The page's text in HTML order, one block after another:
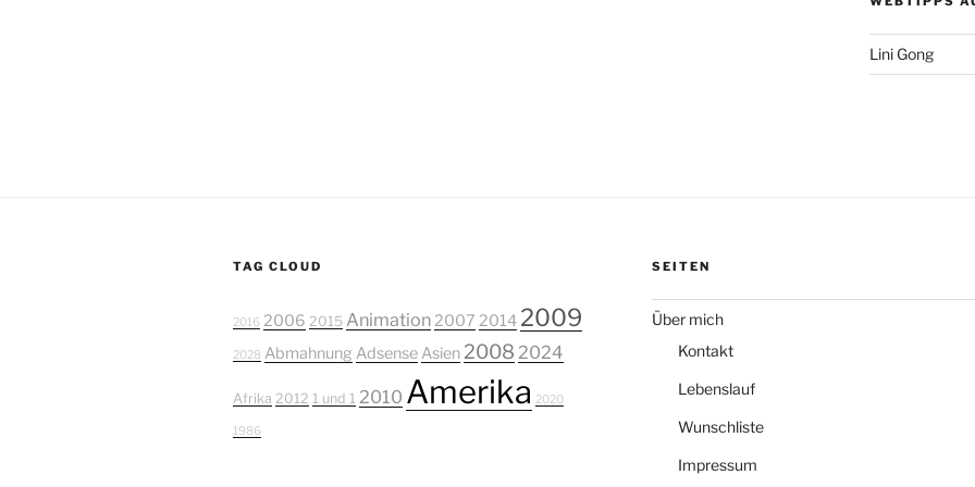
Lini Gong
TAG CLOUD
2016 2006 2015 Animation2007 2014 2009
2028 Abmahnung Adsense Asien 2008 2024
Afrika 2012 1 und 1 2010 Amerika 2020
1986
SEITEN
Über mich
Kontakt
Lebenslauf
Wunschliste
Impressum